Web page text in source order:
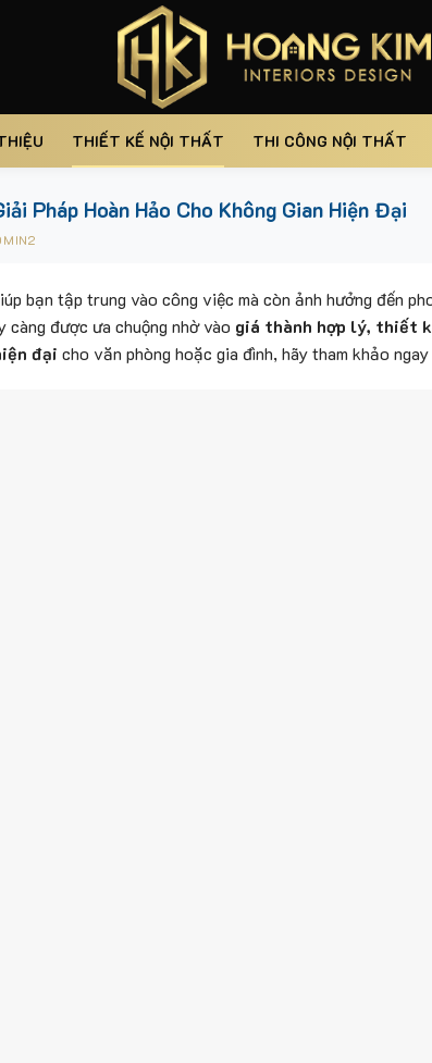
THIẾT KẾ NỘI THẤT THI CÔNG NỘI THẤT
Pháp Hoàn Hảo Cho Không Gian Hiện Đại
bạn tập trung vào công việc mà còn ảnh hưởng đến
càng được ưa chuộng nhờ vào giá thành hợp lý, thiết
đại cho văn phòng hoặc gia đình, hãy tham khảo